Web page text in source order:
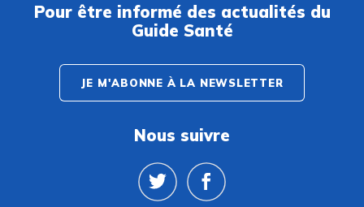
Pour être informé des actualités du
Guide Santé
JE M'ABONNE À LA NEWSLETTER
Nous suivre